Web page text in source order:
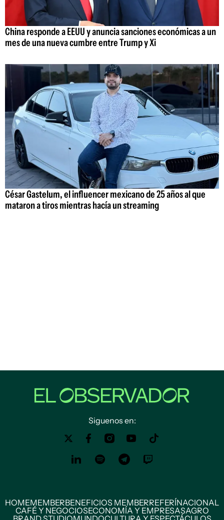
China responde a EEUU y anuncia sanciones económicas a un
mes de una nueva cumbre entre Trump y Xi
César Gastelum, el influencer mexicano de 25 años al que
mataron a tiros mientras hacía un streaming
Siguenos en:
HOMEMEMBERBENEFICIOS MEMBERREFERÍNACIONAL
CAFÉ Y NEGOCIOSECONOMÍA Y EMPRESASAGRO